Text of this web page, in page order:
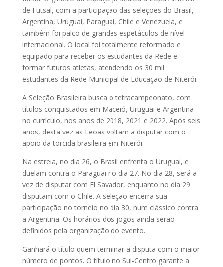
de Futsal, com a participação das seleções do Brasil,
Argentina, Uruguai, Paraguai, Chile e Venezuela, e
também foi palco de grandes espetáculos de nível
internacional. O local foi totalmente reformado e
equipado para receber os estudantes da Rede e
formar futuros atletas, atendendo os 30 mil
estudantes da Rede Municipal de Educação de Niterói.
A Seleção Brasileira busca o tetracampeonato, com
títulos conquistados em Maceió, Uruguai e Argentina
no currículo, nos anos de 2018, 2021 e 2022. Após seis
anos, desta vez as Leoas voltam a disputar com o
apoio da torcida brasileira em Niterói.
Na estreia, no dia 26, o Brasil enfrenta o Uruguai, e
duelam contra o Paraguai no dia 27. No dia 28, será a
vez de disputar com El Savador, enquanto no dia 29
disputam com o Chile. A seleção encerra sua
participação no torneio no dia 30, num clássico contra
a Argentina. Os horários dos jogos ainda serão
definidos pela organização do evento.
Ganhará o título quem terminar a disputa com o maior
número de pontos. O título no Sul-Centro garante a